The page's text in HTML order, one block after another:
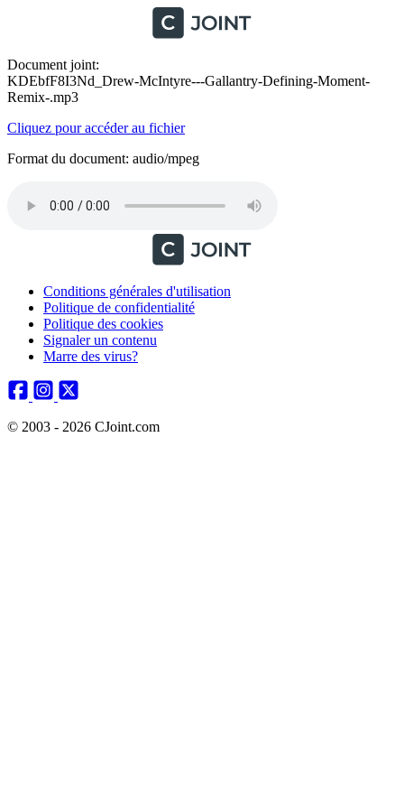
Document joint:
KDEbfF8I3Nd_Drew-McIntyre---Gallantry-Defining-Moment-
Remix-.mp3
Cliquez pour accéder au fichier
Format du document: audio/mpeg
Conditions générales d'utilisation
Politique de confidentialité
Politique des cookies
Signaler un contenu
Marre des virus?
© 2003 - 2026 CJoint.com